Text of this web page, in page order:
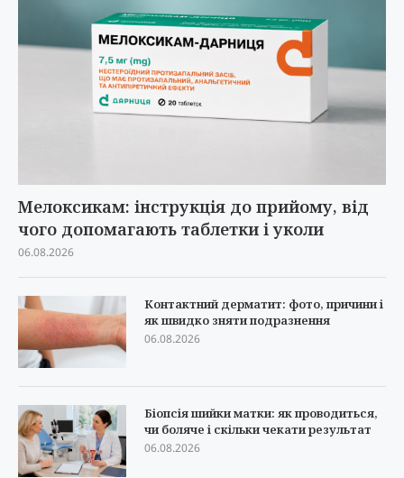
Мелоксикам: інструкція до прийому, від
чого допомагають таблетки і уколи
06.08.2026
Контактний дерматит: фото, причини і
як швидко зняти подразнення
06.08.2026
Біопсія шийки матки: як проводиться,
чи боляче і скільки чекати результат
06.08.2026